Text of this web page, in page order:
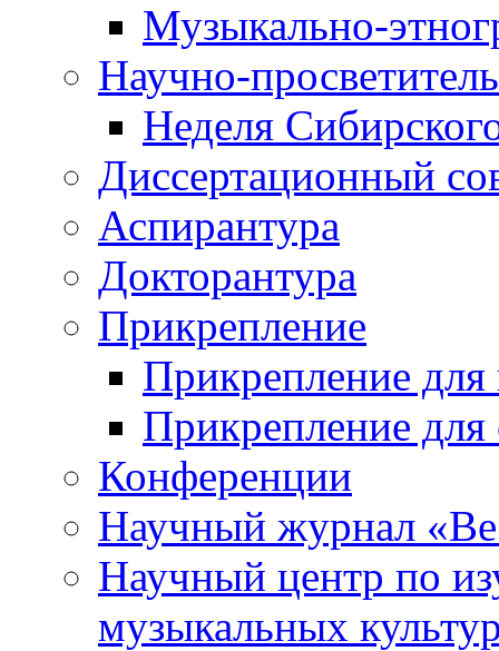
Музыкально-
Научно-
Неделя
Диссертационный
Аспирантура
Докторантура
Прикрепление
Прикрепление для
Прикрепление для
Конференции
Научный журнал
Научный центр по
музыкальных